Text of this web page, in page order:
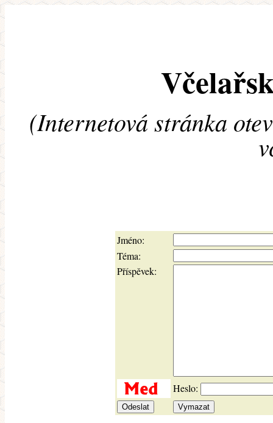
(Internetová stránka
Jméno:
Téma:
Příspěvek:
Heslo: